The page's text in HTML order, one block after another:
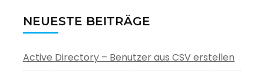
NEUESTE BEITRÄGE
Active Directory – Benutzer aus CSV erstellen